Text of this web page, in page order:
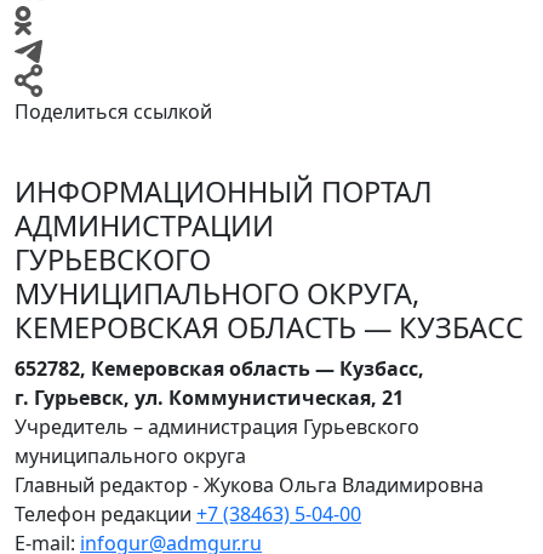
Поделиться ссылкой
ИНФОРМАЦИОННЫЙ ПОРТАЛ
АДМИНИСТРАЦИИ
ГУРЬЕВСКОГО
МУНИЦИПАЛЬНОГО ОКРУГА,
КЕМЕРОВСКАЯ ОБЛАСТЬ — КУЗБАСС
652782, Кемеровская область — Кузбасс,
г. Гурьевск, ул. Коммунистическая, 21
Учредитель – администрация Гурьевского
муниципального округа
Главный редактор - Жукова Ольга Владимировна
Телефон редакции +7 (38463) 5-04-00
E-mail: infogur@admgur.ru